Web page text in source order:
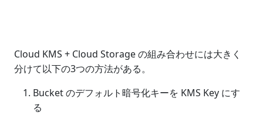
Cloud KMS + Cloud Storage の組み合わせには大きく
分けて以下の3つの方法がある。
Bucket のデフォルト暗号化キーを KMS Key にす
る